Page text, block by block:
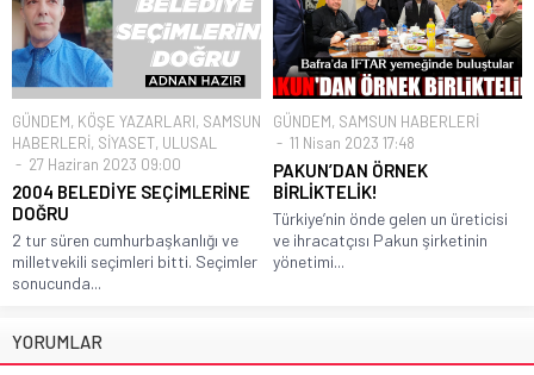
GÜNDEM, KÖŞE YAZARLARI, SAMSUN
HABERLERİ, SİYASET, ULUSAL
27 Haziran 2023 09:00
2004 BELEDİYE SEÇİMLERİNE
DOĞRU
2 tur süren cumhurbaşkanlığı ve
milletvekili seçimleri bitti. Seçimler
sonucunda...
GÜNDEM, SAMSUN HABERLERİ
11 Nisan 2023 17:48
PAKUN’DAN ÖRNEK
BİRLİKTELİK!
Türkiye’nin önde gelen un üreticisi
ve ihracatçısı Pakun şirketinin
yönetimi...
YORUMLAR